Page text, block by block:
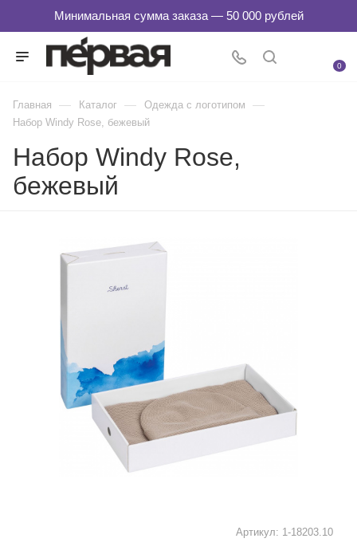
0
Главная — Каталог — Одежда с логотипом —
Набор Windy Rose, бежевый
Набор Windy Rose,
бежевый
Артикул: 1-18203.10